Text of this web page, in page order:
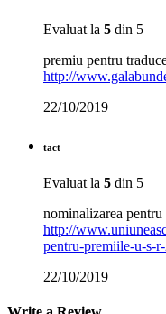
Evaluat la 5 din 5
premiu pentru
http://
22/10/2019
tact
Evaluat la 5 din 5
nominalizarea pentru
http://
pentru-premiile-u-s-
22/10/2019